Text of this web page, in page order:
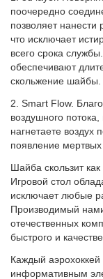
поочередно
позволяет нанести
что исключает
всего срока
обеспечивают
скольжение шайбы.
2. Smart Flow.
воздушного
нагнетаете воздух
появление
Шайба скользит
Игровой стол
исключает любые
Производимый
отечественных
быстрого и
Каждый
информативным